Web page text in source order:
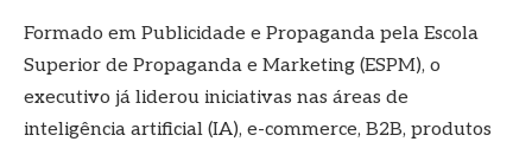
Formado em Publicidade e Propaganda pela Escola
Superior de Propaganda e Marketing (ESPM), o
executivo já liderou iniciativas nas áreas de
inteligência artificial (IA), e-commerce, B2B, produtos